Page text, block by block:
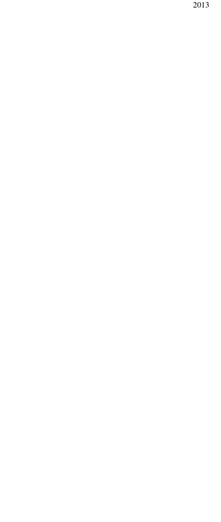
2013